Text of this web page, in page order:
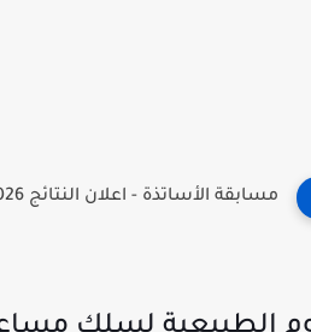
مسابقة الأساتذة - اعلان النتائج 2026